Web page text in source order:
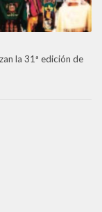
la 31ª edición de